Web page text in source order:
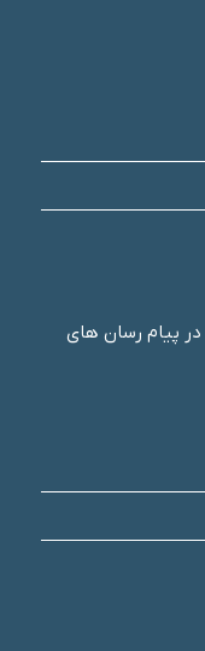
پیام رسان های